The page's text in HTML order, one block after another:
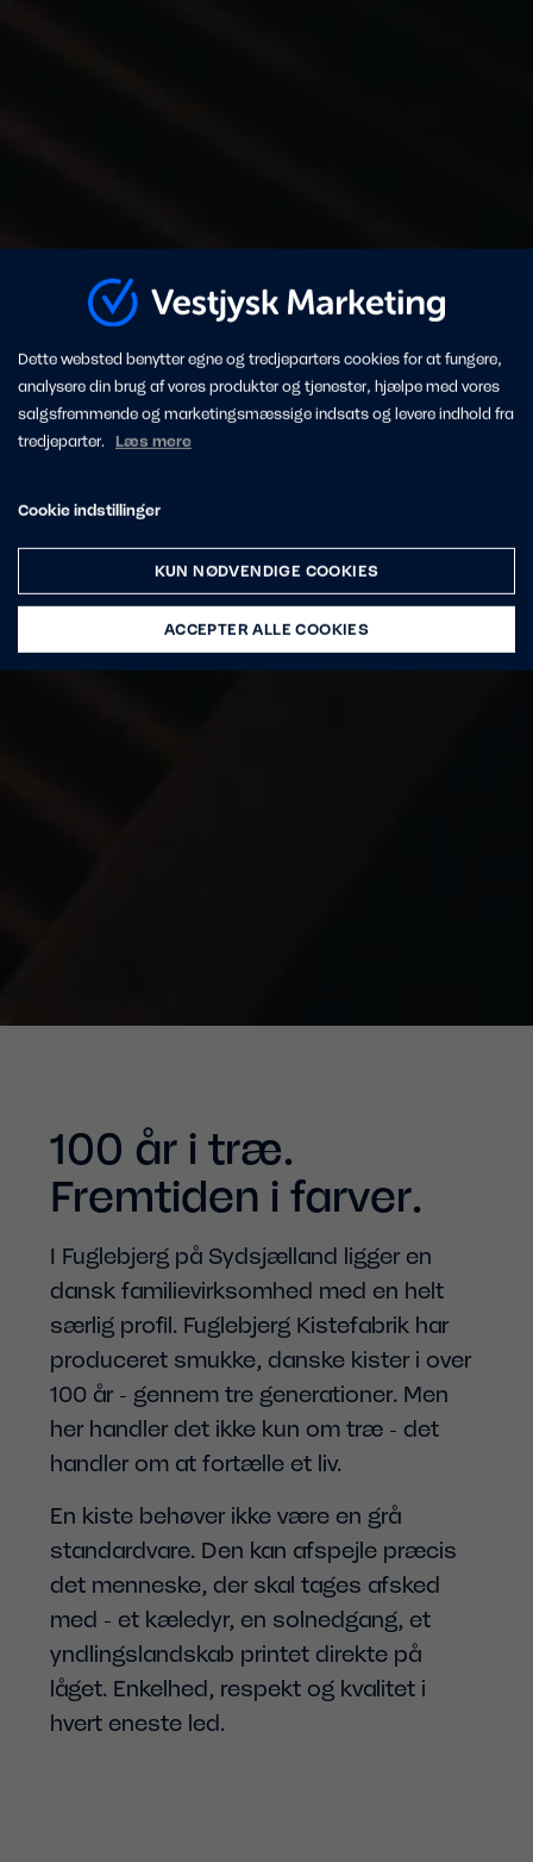
100 år i træ.
Fremtiden i farver.
I Fuglebjerg på Sydsjælland ligger en
dansk familievirksomhed med en helt
særlig profil. Fuglebjerg Kistefabrik har
produceret smukke, danske kister i over
100 år - gennem tre generationer. Men
her handler det ikke kun om træ - det
handler om at fortælle et liv.
En kiste behøver ikke være en grå
standardvare. Den kan afspejle præcis
det menneske, der skal tages afsked
med - et kæledyr, en solnedgang, et
yndlingslandskab printet direkte på
låget. Enkelhed, respekt og kvalitet i
hvert eneste led.
Dette websted benytter egne og tredjeparters cookies for at fungere,
analysere din brug af vores produkter og tjenester, hjælpe med vores
salgsfremmende og marketingsmæssige indsats og levere indhold fra
tredjeparter. Læs mere
Cookie indstillinger
KUN NØDVENDIGE COOKIES
ACCEPTER ALLE COOKIES